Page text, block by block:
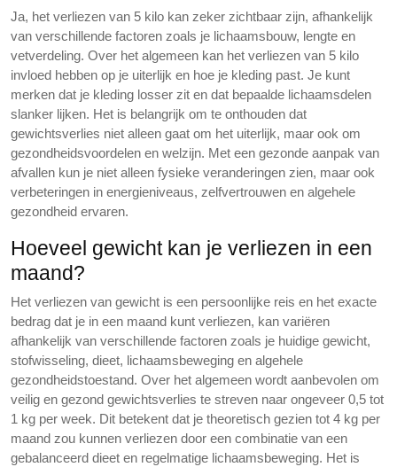
Ja, het verliezen van 5 kilo kan zeker zichtbaar zijn, afhankelijk
van verschillende factoren zoals je lichaamsbouw, lengte en
vetverdeling. Over het algemeen kan het verliezen van 5 kilo
invloed hebben op je uiterlijk en hoe je kleding past. Je kunt
merken dat je kleding losser zit en dat bepaalde lichaamsdelen
slanker lijken. Het is belangrijk om te onthouden dat
gewichtsverlies niet alleen gaat om het uiterlijk, maar ook om
gezondheidsvoordelen en welzijn. Met een gezonde aanpak van
afvallen kun je niet alleen fysieke veranderingen zien, maar ook
verbeteringen in energieniveaus, zelfvertrouwen en algehele
gezondheid ervaren.
Hoeveel gewicht kan je verliezen in een
maand?
Het verliezen van gewicht is een persoonlijke reis en het exacte
bedrag dat je in een maand kunt verliezen, kan variëren
afhankelijk van verschillende factoren zoals je huidige gewicht,
stofwisseling, dieet, lichaamsbeweging en algehele
gezondheidstoestand. Over het algemeen wordt aanbevolen om
veilig en gezond gewichtsverlies te streven naar ongeveer 0,5 tot
1 kg per week. Dit betekent dat je theoretisch gezien tot 4 kg per
maand zou kunnen verliezen door een combinatie van een
gebalanceerd dieet en regelmatige lichaamsbeweging. Het is